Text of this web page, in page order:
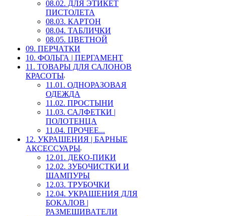
08.02. ДЛЯ ЭТИКЕТ
ПИСТОЛЕТА
08.03. КАРТОН
08.04. ТАБЛИЧКИ
08.05. ЦВЕТНОЙ
09. ПЕРЧАТКИ
10. ФОЛЬГА | ПЕРГАМЕНТ
11. ТОВАРЫ ДЛЯ САЛОНОВ
КРАСОТЫ
11.01. ОДНОРАЗОВАЯ
ОДЕЖДА
11.02. ПРОСТЫНИ
11.03. САЛФЕТКИ |
ПОЛОТЕНЦА
11.04. ПРОЧЕЕ...
12. УКРАШЕНИЯ | БАРНЫЕ
АКСЕССУАРЫ
12.01. ДЕКО-ПИКИ
12.02. ЗУБОЧИСТКИ И
ШАМПУРЫ
12.03. ТРУБОЧКИ
12.04. УКРАШЕНИЯ ДЛЯ
БОКАЛОВ |
РАЗМЕШИВАТЕЛИ